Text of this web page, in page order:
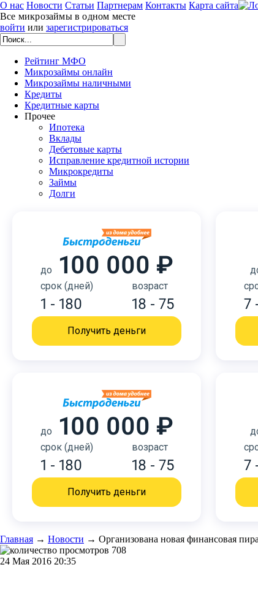
О нас Новости Статьи Партнерам Контакты Карта сайта
Все микрозаймы в одном месте
войти или зарегистрироваться
Рейтинг МФО
Микрозаймы онлайн
Микрозаймы наличными
Кредиты
Кредитные карты
Прочее
Ипотека
Вклады
Дебетовые карты
Исправление кредитной истории
Микрокредиты
Займы
Долги
до 100 000 ₽
срок (дней)
1 - 180
возраст
18 - 75
Получить деньги
7
до 100 000 ₽
срок (дней)
1 - 180
возраст
18 - 75
Получить деньги
7
Главная → Новости → Организована новая финансовая
708
24 Мая 2016 20:35